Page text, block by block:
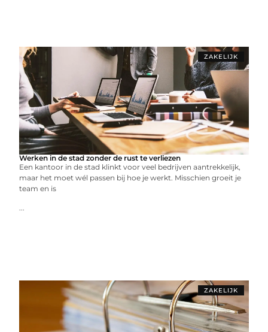
ZAKELIJK
Werken in de stad zonder de rust te verliezen
Een kantoor in de stad klinkt voor veel bedrijven aantrekkelijk,
maar het moet wél passen bij hoe je werkt. Misschien groeit je
team en is
...
ZAKELIJK